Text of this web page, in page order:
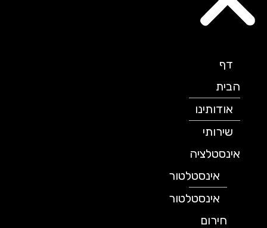
הבית
אודותינו
שירותי
אינסטלציה
אינסטלטור
אינסטלטור
חירום